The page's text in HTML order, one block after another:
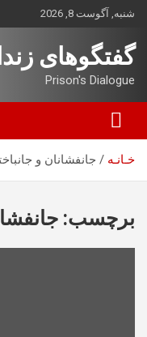
بروید
شنبه, آگوست 8, 2026
گفتگوهای
Prison's Dialogue
خـانـه جانفشانان و
برچسب: